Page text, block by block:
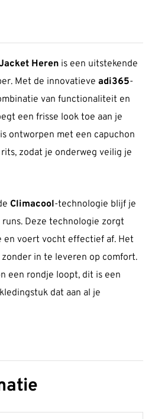
Heren is een uitstekende
Met de innovatieve adi365-
van functionaliteit en
een frisse look toe aan je
ontworpen met een capuchon
zodat je onderweg veilig je
Climacool-technologie blijf je
Deze technologie zorgt
voert vocht effectief af. Het
in te leveren op comfort.
een rondje loopt, dit is een
dat aan al je